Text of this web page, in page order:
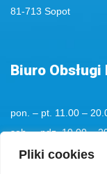
Pliki cookies
81-713 Sopot
Biuro
pon. – pt. 11.00 –
sob. – ndz. 10.00 –
tel. kom.+48